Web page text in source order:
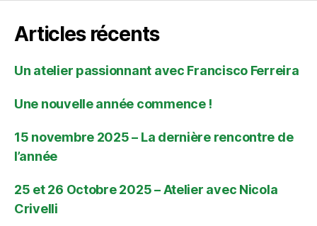
Articles récents
Un atelier passionnant avec Francisco Ferreira
Une nouvelle année commence !
15 novembre 2025 – La dernière rencontre de
l’année
25 et 26 Octobre 2025 – Atelier avec Nicola
Crivelli